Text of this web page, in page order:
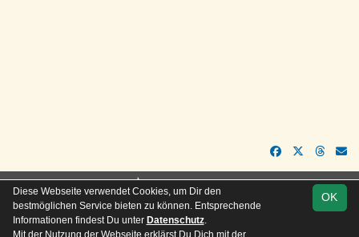
soccero.de
Besucherstatistik Kontakt Impressum
OK
Diese Webseite verwendet Cookies, um Dir den
bestmöglichen Service bieten zu können. Entsprechende
Informationen findest Du unter Datenschutz.
Mit der Nutzung der Webseite erklärst Du Dich mit der